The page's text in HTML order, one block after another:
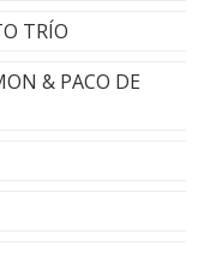
TRÍO
& PACO DE